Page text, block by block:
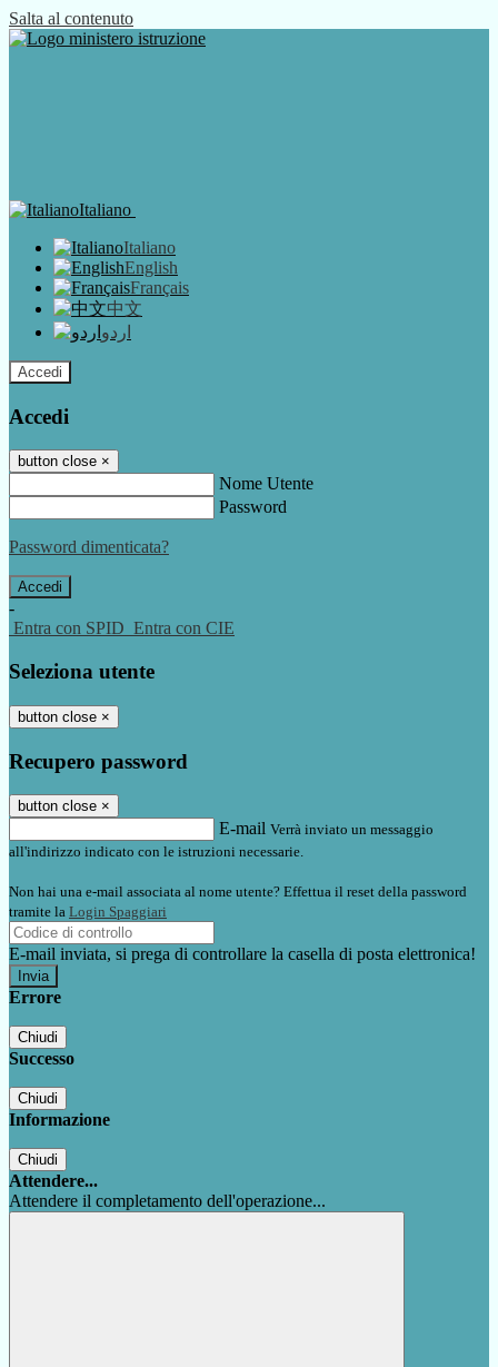
Salta al contenuto
Italiano
Italiano
English
Français
中文
اردو
Accedi
Accedi
button close ×
Nome Utente
Password
Password dimenticata?
-
Entra con SPID Entra con CIE
Seleziona utente
button close ×
Recupero password
button close ×
E-mail Verrà inviato un messaggio
all'indirizzo indicato con le istruzioni necessarie.
Non hai una e-mail associata al nome utente? Effettua il reset della password
tramite la Login Spaggiari
E-mail inviata, si prega di controllare la casella di posta elettronica!
Errore
Chiudi
Successo
Chiudi
Informazione
Chiudi
Attendere...
Attendere il completamento dell'operazione...